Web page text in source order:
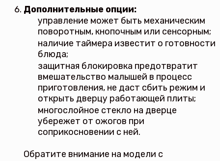
Дополнительные опции:
управление может быть механическим
поворотным, кнопочным или сенсорным;
наличие таймера известит о готовности
блюда;
защитная блокировка предотвратит
вмешательство малышей в процесс
приготовления, не даст сбить режим и
открыть дверцу работающей плиты;
многослойное стекло на дверце
убережет от ожогов при
соприкосновении с ней.
Обратите внимание на модели с